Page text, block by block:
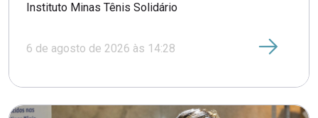
Instituto Minas Tênis Solidário
6 de agosto de 2026 às 14:28